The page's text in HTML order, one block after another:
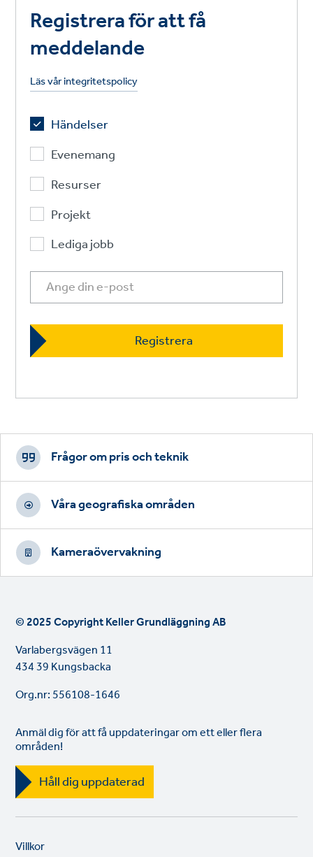
Registrera för att få
meddelande
Läs vår integritetspolicy
Händelser
Evenemang
Resurser
Projekt
Lediga jobb
Footer
CTAs
Frågor om pris och teknik
Våra geografiska områden
Kameraövervakning
© 2025 Copyright Keller Grundläggning AB
Varlabergsvägen 11
434 39 Kungsbacka
Org.nr: 556108-1646
Anmäl dig för att få uppdateringar om ett eller flera
områden!
Håll dig uppdaterad
Legal
Villkor